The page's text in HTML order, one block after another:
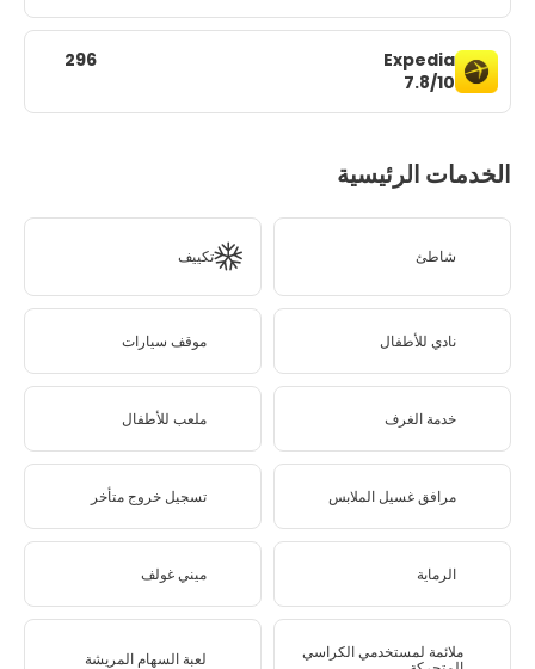
Expedia
7.8/10
296
الخدمات الرئيسية
شاطئ تكييف
نادي للأطفال موقف سيارات
خدمة الغرف ملعب للأطفال
مرافق غسيل الملابس تسجيل خروج متأخر
الرماية ميني غولف
ملائمة لمستخدمي الكراسي لعبة السهام المريشة